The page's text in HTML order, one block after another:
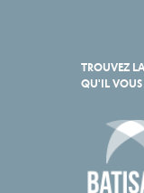
TROUVEZ
QU'IL VOUS